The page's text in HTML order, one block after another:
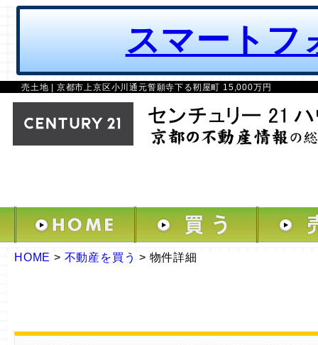
スマートフ
売土地 | 京都市上京区小川通元誓願寺下る靭屋町 15,000万円
HOME > 不動産を買う > 物件詳細